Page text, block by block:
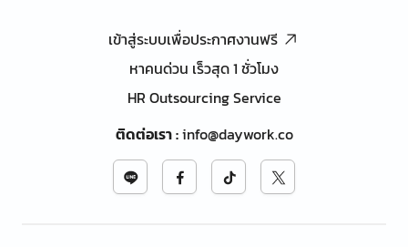
เข้าสู่ระบบเพื่อประกาศงานฟรี
หาคนด่วน เร็วสุด 1 ชั่วโมง
HR Outsourcing Service
ติดต่อเรา:info@daywork.co